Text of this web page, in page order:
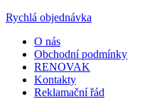
Rychlá objednávka
O nás
Obchodní podmínky
RENOVAK
Kontakty
Reklamační řád